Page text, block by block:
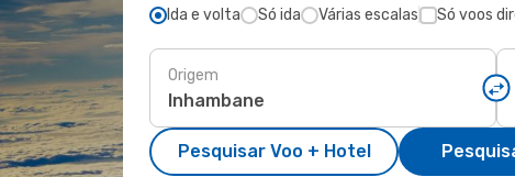
Ida e volta Só ida Várias escalas Só voos
Origem
Pesquisar Voo + Hotel